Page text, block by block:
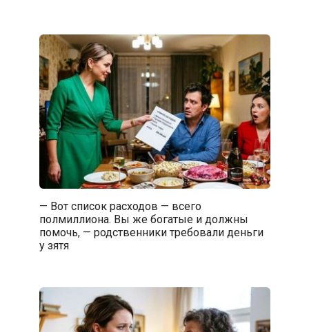
— Вот список расходов — всего
полмиллиона. Вы же богатые и должны
помочь, — родственники требовали деньги
у зятя